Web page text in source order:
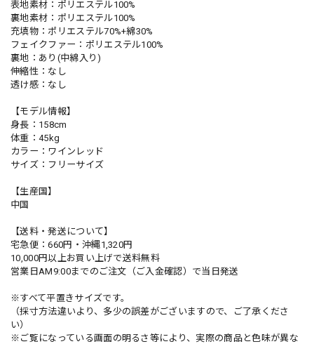
表地素材：ポリエステル100%
裏地素材：ポリエステル100%
充填物：ポリエステル70%+綿30%
フェイクファー：ポリエステル100%
裏地：あり(中綿入り)
伸縮性：なし
透け感：なし
【モデル情報】
身長：158cm
体重：45kg
カラー：ワインレッド
サイズ：フリーサイズ
【生産国】
中国
【送料・発送について】
宅急便：660円・沖縄1,320円
10,000円以上お買い上げで送料無料
営業日AM9:00までのご注文（ご入金確認）で当日発送
※すべて平置きサイズです。
（採寸方法違いより、多少の誤差がございますので、ご了承くださ
い）
※ご覧になっている画面の明るさ等により、実際の商品と色味が異な